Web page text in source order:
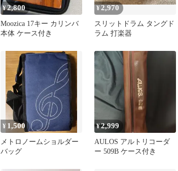
¥2,800
Moozica 17キー カリンバ
本体 ケース付き
¥ 2,970
スリットドラム タングド
ラム 打楽器
¥ 1,500
メトロノームショルダー
バッグ
¥2,999
AULOS アルトリコーダ
ー 509B ケース付き